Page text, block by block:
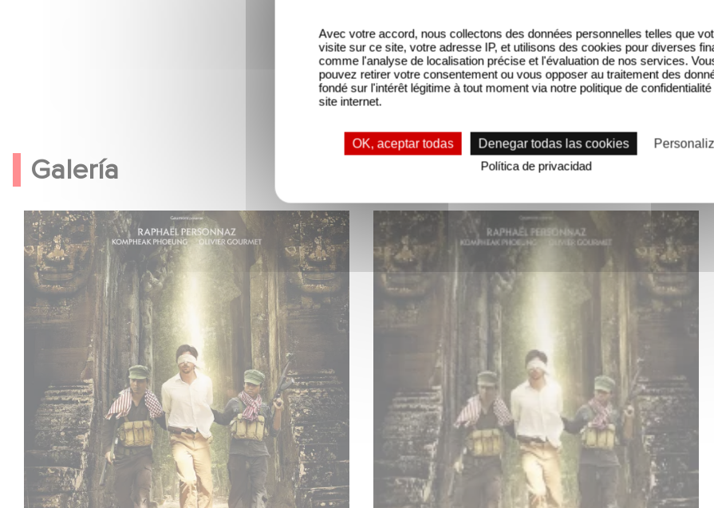
THE GATE - Bande-
Galería
Avec votre accord, nous collectons des données personnelles telles que
visite sur ce site, votre adresse IP, et utilisons des cookies pour diverses
comme l'analyse de localisation précise et l'évaluation de nos services.
pouvez retirer votre consentement ou vous opposer au traitement des
fondé sur l'intérêt légitime à tout moment via notre politique de
site internet.
OK, aceptar todas Denegar todas las cookies
Política de privacidad